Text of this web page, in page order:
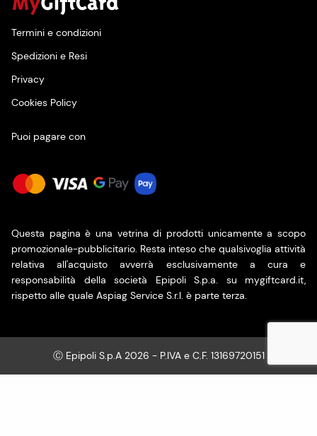
Termini e condizioni
Spedizioni e Resi
Privacy
Cookies Policy
Puoi pagare con
Questa pagina è una vetrina di prodotti unicamente a scopo
promozionale-pubblicitario. Resta inteso che qualsivoglia attività
relativa all'acquisto avverrà esclusivamente a cura e
responsabilità della società Epipoli S.p.a. su mygiftcard.it,
rispetto alle quale Aspiag Service S.r.l. è parte terza.
Ⓒ Epipoli S.p.A 2026 - P.IVA e C.F. 13169720151